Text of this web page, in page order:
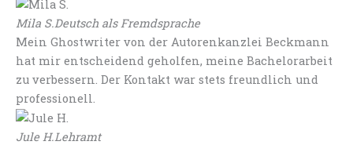
Mila S.Deutsch als Fremdsprache
Mein Ghostwriter von der Autorenkanzlei Beckmann
hat mir entscheidend geholfen, meine Bachelorarbeit
zu verbessern. Der Kontakt war stets freundlich und
professionell.
Jule H.Lehramt